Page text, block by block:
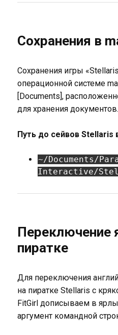
Сохранения в
Сохранения игры
операционной системе
[Documents],
для хранения документов.
Путь до сейвов Stellaris
~/Documents/
Interactive/
Переключение
пиратке
Для переключения
на пиратке Stellaris с
FitGirl дописываем в
аргумент командной